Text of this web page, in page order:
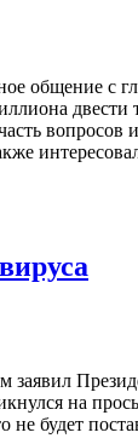
общение с
заявил
на
не будет